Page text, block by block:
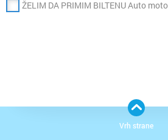
ŽELIM DA PRIMIM BILTENU Auto moto
Vrh strane